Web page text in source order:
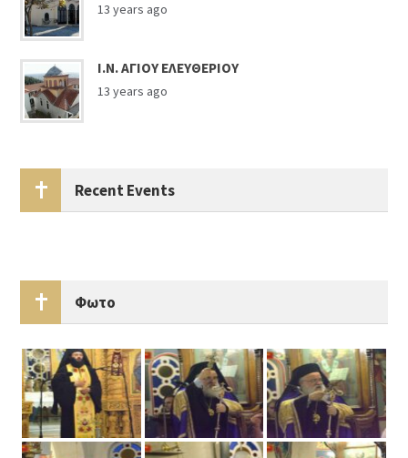
13 years ago
Ι.Ν. ΑΓΙΟΥ ΕΛΕΥΘΕΡΙΟΥ
13 years ago
Recent Events
Φωτο